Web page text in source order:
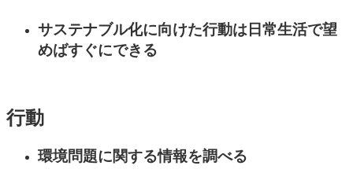
サステナブル化に向けた行動は日常生活で望
めばすぐにできる
行動
環境問題に関する情報を調べる